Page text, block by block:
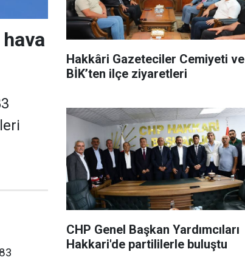
Hakkâri Gazeteciler Cemiyeti ve
BİK’ten ilçe ziyaretleri
CHP Genel Başkan Yardımcıları
Hakkari'de partililerle buluştu